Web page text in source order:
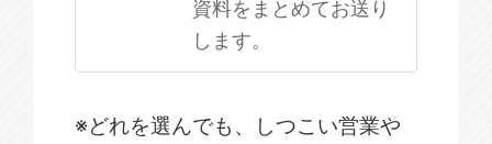
資料をまとめてお送り
します。
※どれを選んでも、しつこい営業や